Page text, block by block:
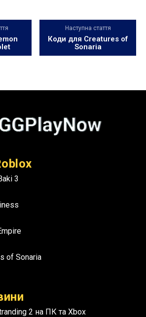
Наступна стаття
Коди для Creatures of
Sonaria
3
of Sonaria
2 на ПК та Xbox